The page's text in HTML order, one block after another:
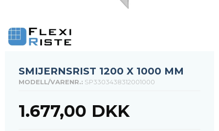
SMIJERNSRIST 1200 X 1000 MM
MODELL/VARENR.: SP3303438312001000
1.677,00 DKK